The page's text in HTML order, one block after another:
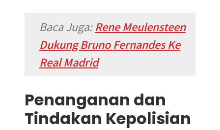
Baca Juga:Rene Meulensteen
Dukung Bruno Fernandes Ke
Real Madrid
Penanganan dan
Tindakan Kepolisian